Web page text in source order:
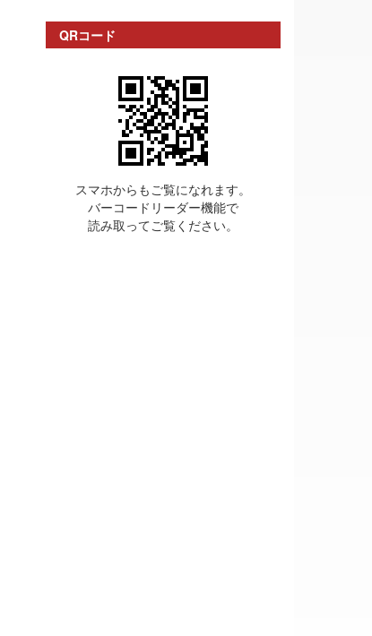
QRコード
スマホからもご覧になれます。
バーコードリーダー機能で
読み取ってご覧ください。